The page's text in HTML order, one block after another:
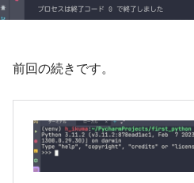
前回の続きです。